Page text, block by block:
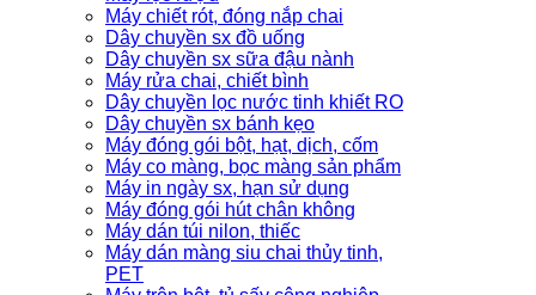
Máy chiết rót, đóng nắp chai
Dây chuyền sx đồ uống
Dây chuyền sx sữa đậu nành
Máy rửa chai, chiết bình
Dây chuyền lọc nước tinh khiết RO
Dây chuyền sx bánh kẹo
Máy đóng gói bột, hạt, dịch, cốm
Máy co màng, bọc màng sản phẩm
Máy in ngày sx, hạn sử dụng
Máy đóng gói hút chân không
Máy dán túi nilon, thiếc
Máy dán màng siu chai thủy tinh,
PET